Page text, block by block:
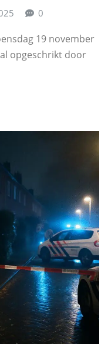
0
19 november
opgeschrikt door